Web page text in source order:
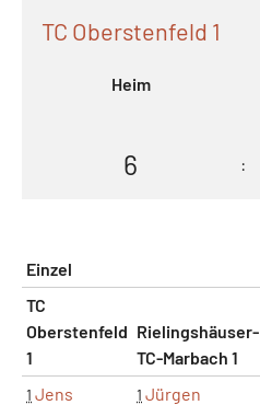
TC Oberstenfeld 1
Heim
6 :
Einzel
TC
Oberstenfeld
1
Rielingshäuser-
TC-Marbach 1
1 Jens
1 Jürgen